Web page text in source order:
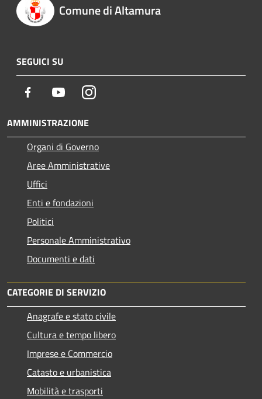
Comune di Altamura
SEGUICI SU
Facebook YoutubeInstagram
AMMINISTRAZIONE
Organi di Governo
Aree Amministrative
Uffici
Enti e fondazioni
Politici
Personale Amministrativo
Documenti e dati
CATEGORIE DI SERVIZIO
Anagrafe e stato civile
Cultura e tempo libero
Imprese e Commercio
Catasto e urbanistica
Mobilità e trasporti